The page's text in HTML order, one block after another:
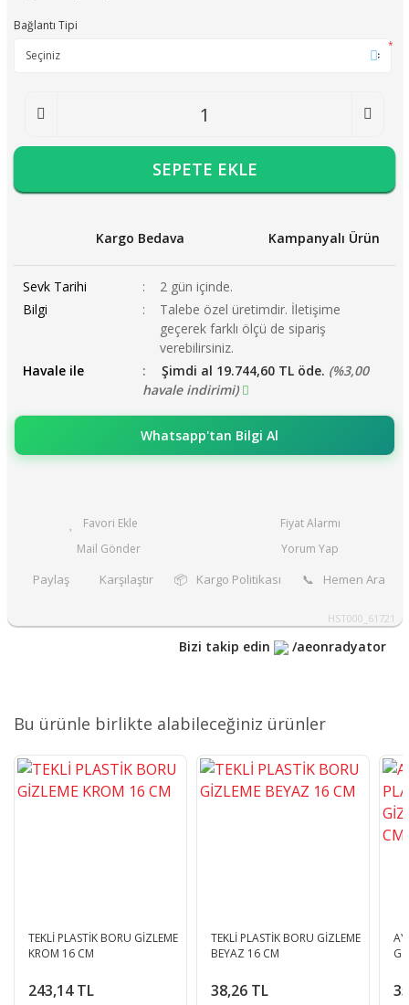
Bağlantı Tipi
*
SEPETE EKLE
Kargo Bedava Kampanyalı Ürün
Sevk Tarihi
2 gün içinde.
Bilgi
Talebe özel üretimdir. İletişime
geçerek farklı ölçü de sipariş
verebilirsiniz.
Havale ile
Şimdi al 19.744,60 TL öde. (%3,00
havale indirimi)
Whatsapp'tan Bilgi Al
Fiyat Alarmı
Mail Gönder
Yorum Yap
Paylaş Karşılaştır 📦 Kargo Politikası 📞 Hemen Ara
HST000_61721
Bizi takip edin /aeonradyator
Bu ürünle birlikte alabileceğiniz ürünler
TEKLİ PLASTİK BORU GİZLEME
KROM 16 CM
243,14 TL
TEKLİ PLASTİK BORU GİZLEME
BEYAZ 16 CM
38,26 TL